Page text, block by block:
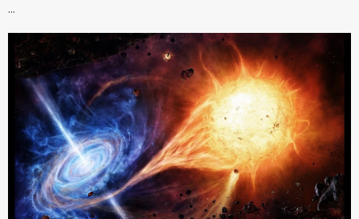
...